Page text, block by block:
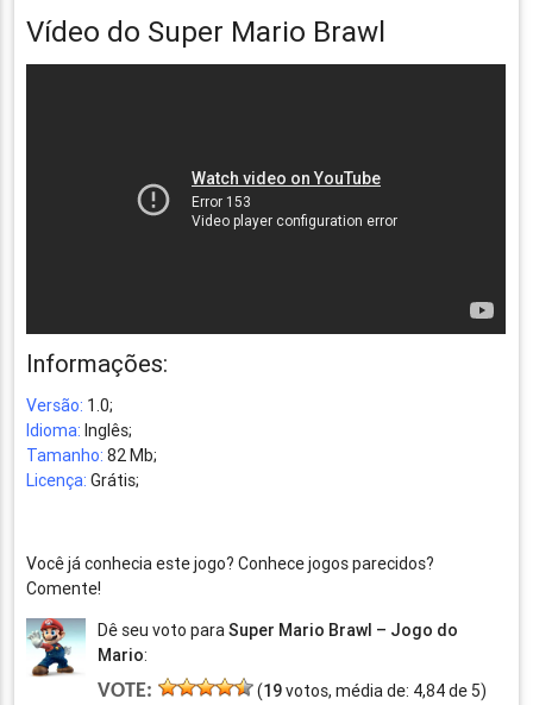
Vídeo do Super Mario Brawl
Informações:
Versão: 1.0;
Idioma: Inglês;
Tamanho: 82 Mb;
Licença: Grátis;
Você já conhecia este jogo? Conhece jogos parecidos?
Comente!
Dê seu voto paraSuper Mario Brawl – Jogo do
Mario:
VOTE: (19votos, média de: 4,84de 5)